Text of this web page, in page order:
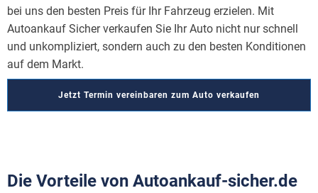
bei uns den besten Preis für Ihr Fahrzeug erzielen. Mit
Autoankauf Sicher verkaufen Sie Ihr Auto nicht nur schnell
und unkompliziert, sondern auch zu den besten Konditionen
auf dem Markt.
Jetzt Termin vereinbaren zum Auto verkaufen
Die Vorteile von Autoankauf-sicher.de